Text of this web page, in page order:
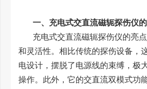
一、充电式交直流磁轭探伤仪
充电式交直流磁轭探伤仪的亮
和灵活性。相比传统的探伤设备，
电设计，摆脱了电源线的束缚，极
操作。此外，它的交直流双模式功